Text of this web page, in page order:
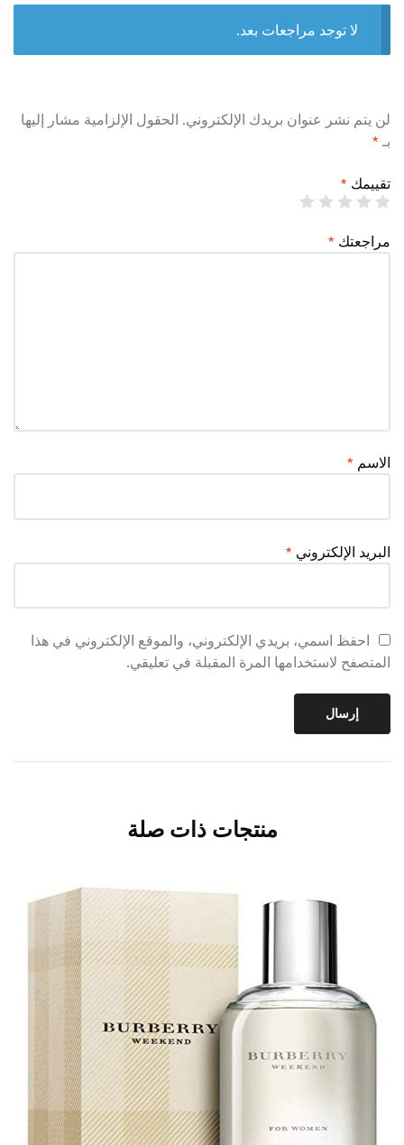
لا توجد مراجعات بعد.
لن يتم نشر عنوان بريدك الإلكتروني. الحقول الإلزامية مشار إليها
بـ *
تقييمك *
مراجعتك *
الاسم *
البريد الإلكتروني *
احفظ اسمي، بريدي الإلكتروني، والموقع الإلكتروني في هذا
المتصفح لاستخدامها المرة المقبلة في تعليقي.
منتجات ذات صلة